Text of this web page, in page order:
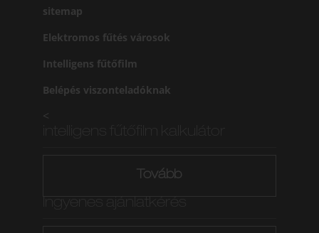
sitemap
Elektromos fűtés városok
Intelligens fűtőfilm
Belépés viszonteladóknak
<
Tovább